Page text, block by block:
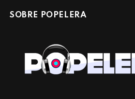
SOBRE POPELERA